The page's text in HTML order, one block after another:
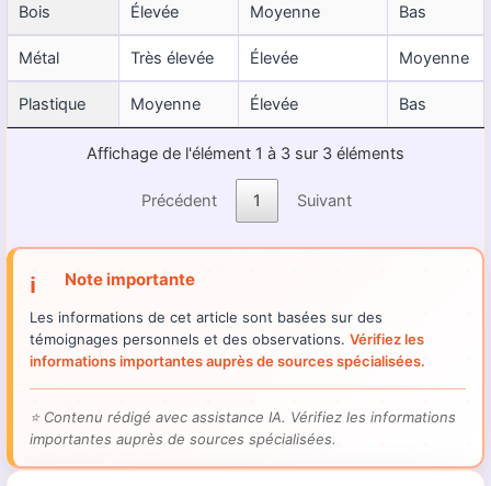
Bois Élevée Moyenne Bas
Métal Très élevée Élevée Moyenne
Plastique Moyenne Élevée Bas
Affichage de l'élément 1 à 3 sur 3 éléments
Précédent 1 Suivant
ℹ️ Note importante
Les informations de cet article sont basées sur des
témoignages personnels et des observations. Vérifiez les
informations importantes auprès de sources spécialisées.
⭐ Contenu rédigé avec assistance IA. Vérifiez les informations
importantes auprès de sources spécialisées.